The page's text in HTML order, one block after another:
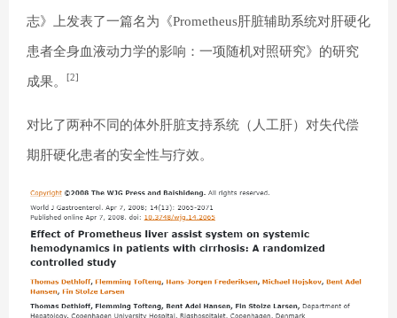
志》上发表了一篇名为《Prometheus肝脏辅助系统对肝硬化
患者全身血液动力学的影响：一项随机对照研究》的研究
成果。 [2]
对比了两种不同的体外肝脏支持系统（人工肝）对失代偿
期肝硬化患者的安全性与疗效。